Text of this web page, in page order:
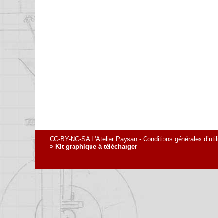
CC-BY-NC-SA L'Atelier Paysan - Conditions générales
> Kit graphique à télécharger